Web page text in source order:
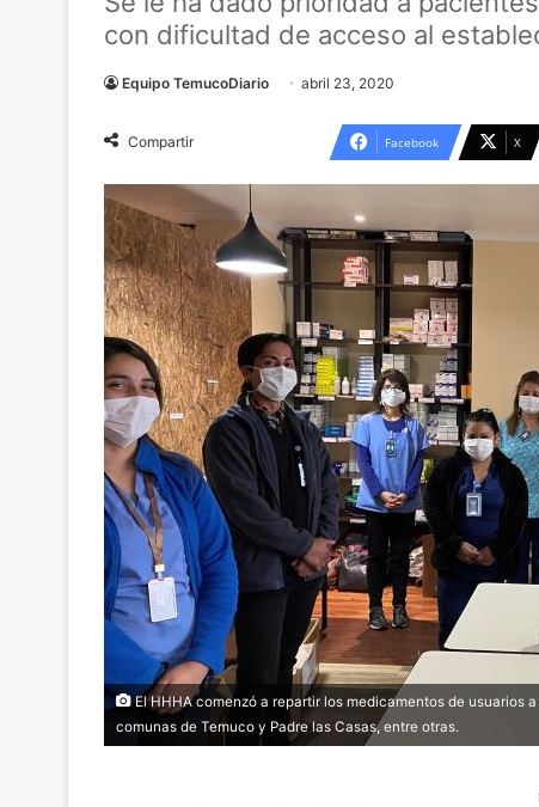
con dificultad de acceso al
Equipo TemucoDiario abril 23, 2020
Compartir Facebook X
El HHHA comenzó a repartir los medicamentos de usuarios
comunas de Temuco y Padre las Casas, entre otras.